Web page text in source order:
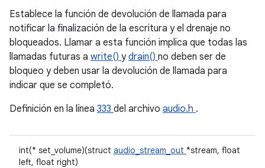
Establece la función de devolución de llamada para
notificar la finalización de la escritura y el drenaje no
bloqueados. Llamar a esta función implica que todas las
llamadas futuras a write() ydrain() no deben ser de
bloqueo y deben usar la devolución de llamada para
indicar que se completó.
Definición en la línea 333 del archivo audio.h .
int(* set_volume)(struct audio_stream_out *stream, float
left, float right)